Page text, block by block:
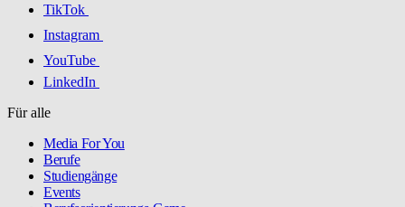
TikTok
Instagram
YouTube
LinkedIn
Für alle
Media For You
Berufe
Studiengänge
Events